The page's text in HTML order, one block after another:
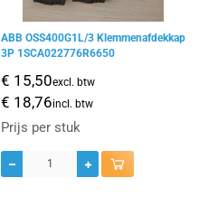
ABB OSS400G1L/3 Klemmenafdekkap
3P 1SCA022776R6650
€ 15,50excl. btw
€ 18,76incl. btw
Prijs per stuk